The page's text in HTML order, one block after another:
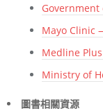
Government
Mayo Clinic
Medline
Ministry of
圖書相關資源